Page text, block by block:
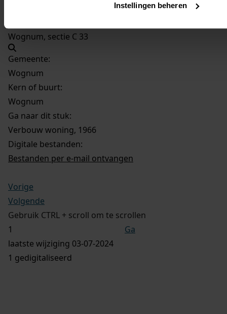
Instellingen beheren
Wognum, sectie C 33
Gemeente:
Wognum
Kern of buurt:
Wognum
Ga naar dit stuk:
Verbouw woning, 1966
Digitale bestanden:
Bestanden per e-mail ontvangen
Vorige
Volgende
Gebruik CTRL + scroll om te scrollen
Ga
laatste wijziging 03-07-2024
1 gedigitaliseerd